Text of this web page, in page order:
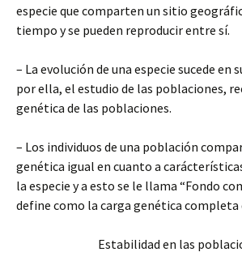
especie que comparten un sitio
tiempo y se pueden reproducir entre sí.
– La evolución de una especie sucede en
por ella, el estudio de las poblaciones,
genética de las poblaciones.
– Los individuos de una población
genética igual en cuanto a
la especie y a esto se le llama “Fondo
define como la carga genética completa
Estabilidad en las